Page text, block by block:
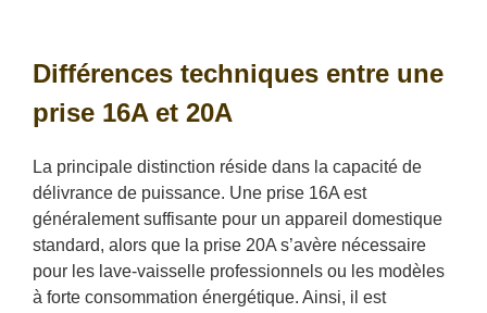
Différences techniques entre une
prise 16A et 20A
La principale distinction réside dans la capacité de
délivrance de puissance. Une prise 16A est
généralement suffisante pour un appareil domestique
standard, alors que la prise 20A s’avère nécessaire
pour les lave-vaisselle professionnels ou les modèles
à forte consommation énergétique. Ainsi, il est